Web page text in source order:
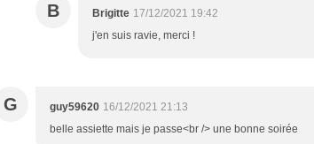
B Brigitte 17/12/2021 19:42
j'en suis ravie, merci !
G guy59620 16/12/2021 21:13
belle assiette mais je passe<br /> une bonne soirée